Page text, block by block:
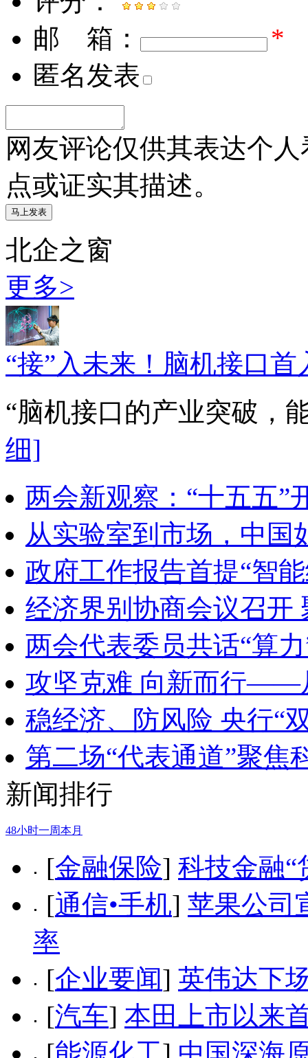
邮 箱：
*
匿名发表
网友评论仅供其表达个
点或证实其描述。
北企之窗
更多>
“接”入未来！脑机接口首
“脑机接口的产业突破，
细]
两会新观察：“十五五”
从实验室到市场，中国
政府工作报告首提“智
经济界别协商会议召开
两会代表委员共话“算
攻坚克难 向新而行——
稳经济、防风险 央行“
第二场“代表通道”聚焦
新闻排行
48小时一周本月
[金融保险] 科技金融“
[通信•手机] 苹果公司
率
[企业要闻] 英伟达下
[汽车] 本田上市以来